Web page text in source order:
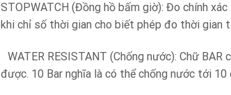
STOPWATCH (Đồng hồ bấm giờ): Đo chính
khi chỉ số thời gian cho biết phép đo thời gian
WATER RESISTANT (Chống nước): Chữ
được. 10 Bar nghĩa là có thể chống nước tới 10